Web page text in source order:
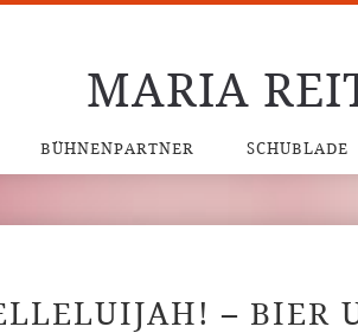
MARIA
BÜHNENPARTNER SCHUBLADE
– BIER